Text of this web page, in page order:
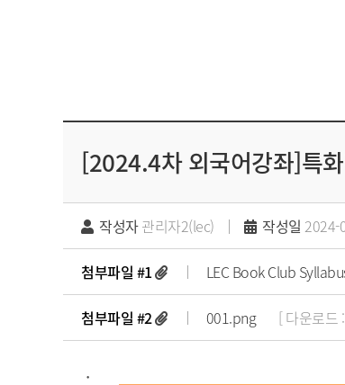
[2024.4차 외국어강좌]특
작성자관리자2(lec) 작성일 2024-
첨부파일 #1 LEC Book Club
첨부파일 #2 001.png [ 다운로드
.